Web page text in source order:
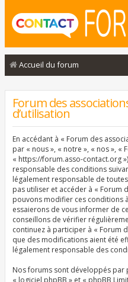
Accueil du forum
Forum des
d’utilisation
En accédant à « Forum des
par « nous », « notre », « nos », «
« https://forum.asso-contact.org
responsable des conditions
légalement responsable de
pas utiliser et accéder à « Forum
pouvons modifier ces conditions
essaierons de vous informer de
conseillons de vérifier
continuez à participer à « Forum
que des modifications aient été
légalement responsable des
Nos forums sont développés par
« logiciel phpBB » et « phpBB